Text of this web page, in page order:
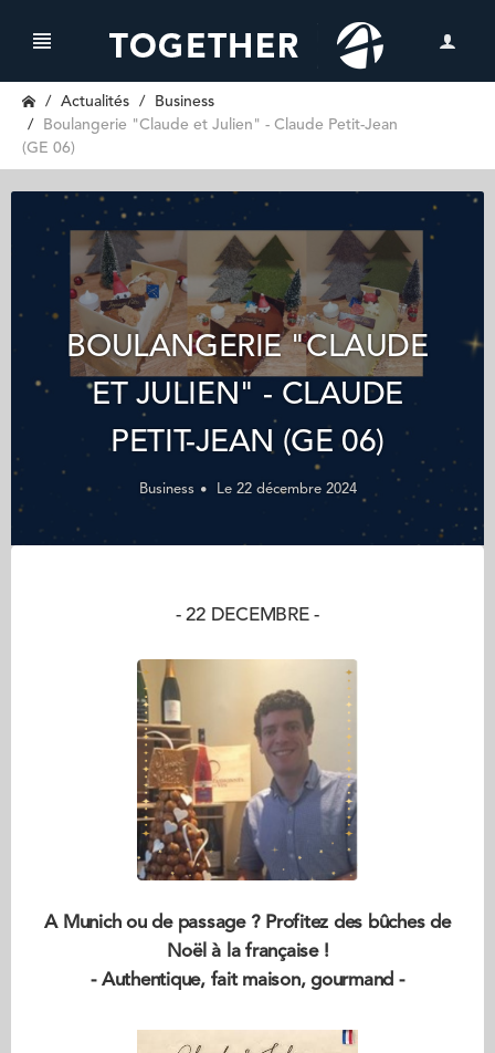
Actualités
Business
Boulangerie "Claude et Julien" - Claude Petit-Jean
(GE 06)
BOULANGERIE "CLAUDE
ET JULIEN" - CLAUDE
PETIT-JEAN (GE 06)
Business Le 22 décembre 2024
- 22 DECEMBRE -
A Munich ou de passage ? Profitez des bûches de
Noël à la française !
- Authentique, fait maison, gourmand -